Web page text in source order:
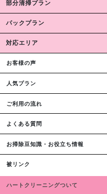
部分清掃プラン
パックプラン
対応エリア
お客様の声
人気プラン
ご利用の流れ
よくある質問
お掃除豆知識・お役立ち情報
被リンク
ハートクリーニングついて